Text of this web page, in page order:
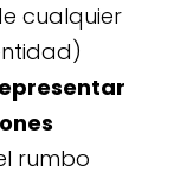
cualquier
rumbo